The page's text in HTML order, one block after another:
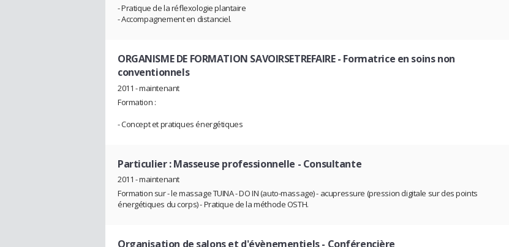
- Pratique de la réflexologie plantaire
- Accompagnement en distanciel.
ORGANISME DE FORMATION SAVOIRSETREFAIRE- Formatrice en soins non
conventionnels
2011 - maintenant
Formation :
- Concept et pratiques énergétiques
Particulier : Masseuse professionnelle - Consultante
2011 - maintenant
Formation sur - le massage TUINA - DO IN (auto-massage) - acupressure (pression digitale sur des points
énergétiques du corps) - Pratique de la méthode OSTH.
Organisation de salons et d'évènementiels- Conférencière